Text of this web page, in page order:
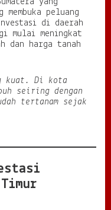
membuka peluang
di daerah
mulai meningkat
dan harga tanah
kuat. Di kota
seiring dengan
tertanam sejak